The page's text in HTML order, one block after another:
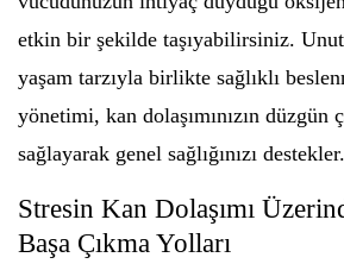
etkin bir şekilde taşıyabilirsiniz.
yaşam tarzıyla birlikte sağlıklı
yönetimi, kan dolaşımınızın düzgün
sağlayarak genel sağlığınızı destekler.
Stresin Kan Dolaşımı
Başa Çıkma Yolları